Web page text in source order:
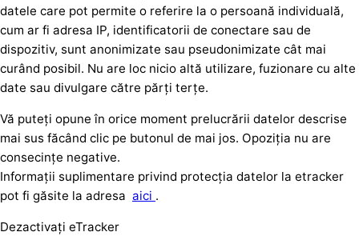
datele care pot permite o referire la o persoană individuală,
cum ar fi adresa IP, identificatorii de conectare sau de
dispozitiv, sunt anonimizate sau pseudonimizate cât mai
curând posibil. Nu are loc nicio altă utilizare, fuzionare cu alte
date sau divulgare către părți terțe.
Vă puteți opune în orice moment prelucrării datelor descrise
mai sus făcând clic pe butonul de mai jos. Opoziția nu are
consecințe negative.
Informații suplimentare privind protecția datelor la etracker
pot fi găsite la adresa aici .
Dezactivați eTracker